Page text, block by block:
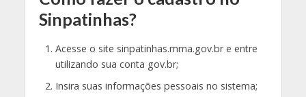
Sinpatinhas?
Acesse o site sinpatinhas.mma.gov.br e entre
utilizando sua conta gov.br;
Insira suas informações pessoais no sistema;